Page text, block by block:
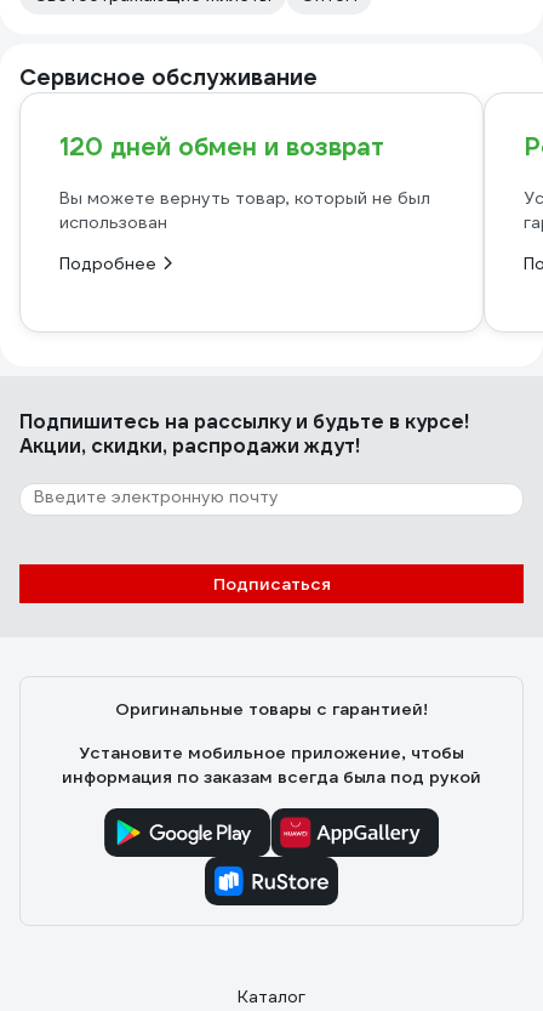
Сервисное обслуживание
120 дней обмен и возврат
Вы можете вернуть товар, который не был
использован
Подробнее
Подпишитесь на рассылкуи будьте в курсе!
Акции, скидки, распродажи ждут!
Подписаться
Оригинальные товары с гарантией!
Установите мобильное приложение, чтобы
информация по заказам всегда была под рукой
Каталог